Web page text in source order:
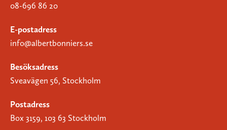
08-696 86 20
E-postadress
info@albertbonniers.se
Besöksadress
Sveavägen 56, Stockholm
Postadress
Box 3159, 103 63 Stockholm